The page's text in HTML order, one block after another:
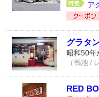
ア
グラタ
昭和50年
（鴨池 /
RED